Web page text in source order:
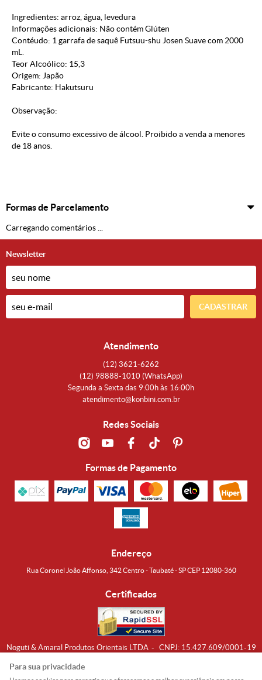
Ingredientes: arroz, água, levedura
Informações adicionais: Não contém Glúten
Contéudo: 1 garrafa de saquê Futsuu-shu Josen Suave com 2000
mL.
Teor Alcoólico: 15,3
Origem: Japão
Fabricante: Hakutsuru
Observação:
Evite o consumo excessivo de álcool. Proibido a venda a menores
de 18 anos.
Formas de Parcelamento
Carregando comentários ...
Newsletter
CADASTRAR
Atendimento
(12) 3621-6262
(12) 98888-1010 (WhatsApp)
Segunda a Sexta das 9:00h às 16:00h
atendimento@konbini.com.br
Redes Sociais
Formas de Pagamento
Endereço
Rua Coronel João Affonso, 342 Centro - Taubaté - SP CEP 12080-360
Certificados
Noguti & Amaral Produtos Orientais LTDA CNPJ: 15.427.609/0001-19
Para sua privacidade